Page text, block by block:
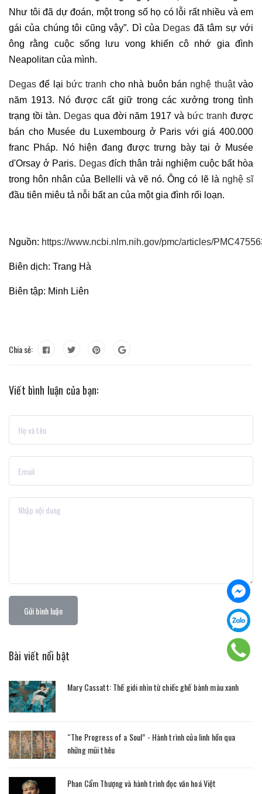
Như tôi đã dự đoán, một trong số họ có lỗi rất nhiều và em
gái của chúng tôi cũng vậy”. Dì của Degas đã tâm sự với
ông rằng cuộc sống lưu vong khiến cô nhớ gia đình
Neapolitan của mình.
Degas để lại bức tranh cho nhà buôn bán nghệ thuậtvào
năm 1913. Nó được cất giữ trong các xưởng trong tình
trạng tồi tàn. Degasqua đời năm 1917 và bức tranh được
bán cho Musée du Luxembourg ở Paris với giá 400.000
franc Pháp. Nó hiện đang được trưng bày tại ở Musée
d'Orsay ở Paris. Degasđích thân trải nghiệm cuộc bất hòa
trong hôn nhân của Bellelli và vẽ nó. Ông có lẽ là nghệ sĩ
đầu tiên miêu tả nỗi bất an của một gia đình rối loạn.
Nguồn: https://www.ncbi.nlm.nih.gov/pmc/articles/
Biên dịch: Trang Hà
Biên tập: Minh Liên
Chia sẻ:
Viết bình luận của bạn:
Gửi bình luận
Bài viết nổi bật
Mary Cassatt: Thế giới nhìn từ chiếc ghế bành màu xanh
“The Progress of a Soul” - Hành trình của linh hồn qua
những mũi thêu
Phan Cẩm Thượng và hành trình đọc văn hoá Việt